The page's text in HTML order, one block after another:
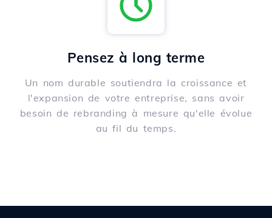
Pensez à long terme
Un nom durable soutiendra la croissance et
l'expansion de votre entreprise, sans avoir
besoin de rebranding à mesure qu'elle évolue
au fil du temps.